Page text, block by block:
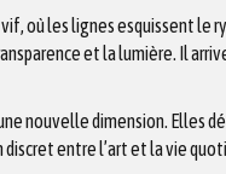
où les lignes esquissent le
et la lumière. Il
nouvelle dimension. Elles
discret entre l’art et la vie